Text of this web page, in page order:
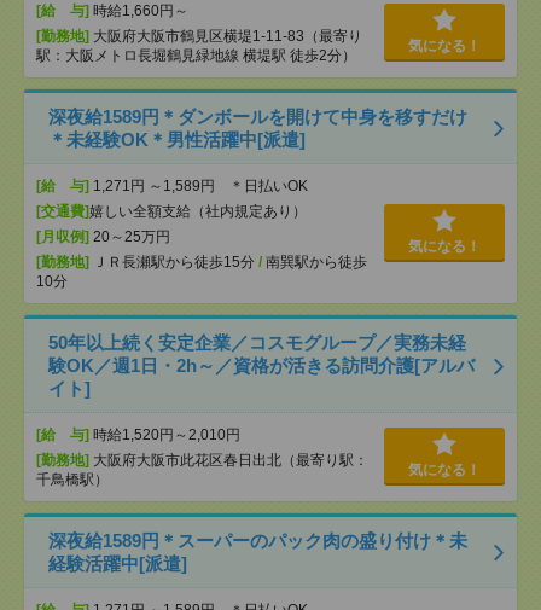
[給 与] 時給1,660円～
[勤務地] 大阪府大阪市鶴見区横堤1-11-83（最寄り
駅：大阪メトロ長堀鶴見緑地線 横堤駅 徒歩2分）
気になる！
深夜給1589円＊ダンボールを開けて中身を移すだけ
＊未経験OK＊男性活躍中[派遣]
[給 与] 1,271円 ～1,589円 ＊日払いOK
[交通費]嬉しい全額支給（社内規定あり）
[月収例] 20～25万円
[勤務地]
ＪＲ長瀬駅から徒歩15分 / 南巽駅から徒歩
10分
気になる！
50年以上続く安定企業／コスモグループ／実務未経
験OK／週1日・2h～／資格が活きる訪問介護[アルバ
イト]
[給 与] 時給1,520円～2,010円
[勤務地] 大阪府大阪市此花区春日出北（最寄り駅：
千鳥橋駅）
気になる！
深夜給1589円＊スーパーのパック肉の盛り付け＊未
経験活躍中[派遣]